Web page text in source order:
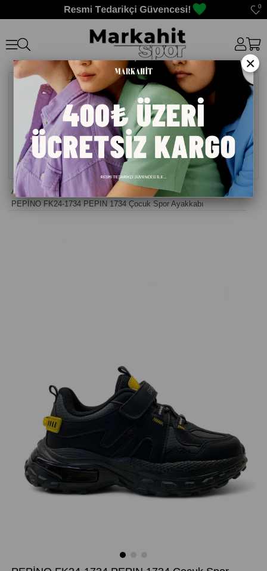
0
Anasayfa> Erkek Çocuk Ayakkabı
PEPİNO FK24-1734 PEPIN 1734 Çocuk Spor Ayakkabı
×